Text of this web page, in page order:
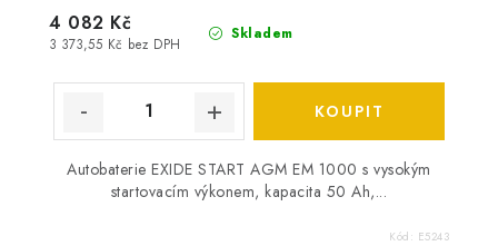
Skladem
3 373,55 Kč bez DPH
4 082 Kč
Autobaterie EXIDE START AGM EM 1000 s vysokým
startovacím výkonem, kapacita 50 Ah,...
Kód: E5243